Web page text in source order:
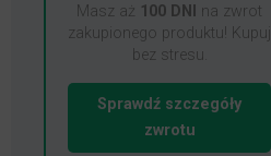
Masz aż 100 DNI
na zwrot
zakupionego produktu! Kupuj
bez stresu.
Sprawdź szczegóły
zwrotu